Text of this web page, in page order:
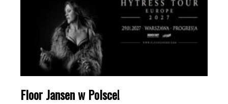
Floor Jansen w Polsce!